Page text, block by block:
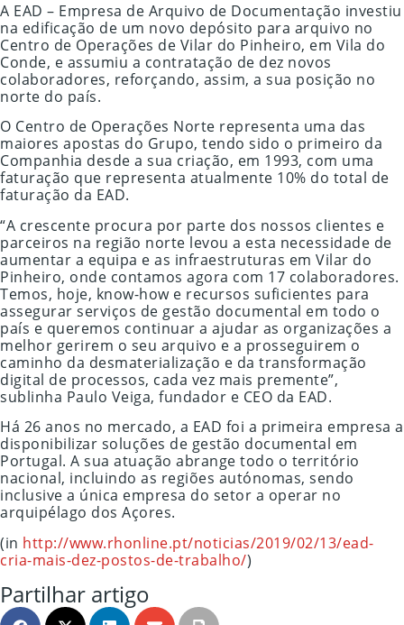
A EAD – Empresa de Arquivo de Documentação investiu
na edificação de um novo depósito para arquivo no
Centro de Operações de Vilar do Pinheiro, em Vila do
Conde, e assumiu a contratação de dez novos
colaboradores, reforçando, assim, a sua posição no
norte do país.
O Centro de Operações Norte representa uma das
maiores apostas do Grupo, tendo sido o primeiro da
Companhia desde a sua criação, em 1993, com uma
faturação que representa atualmente 10% do total de
faturação da EAD.
“A crescente procura por parte dos nossos clientes e
parceiros na região norte levou a esta necessidade de
aumentar a equipa e as infraestruturas em Vilar do
Pinheiro, onde contamos agora com 17 colaboradores.
Temos, hoje, know-how e recursos suficientes para
assegurar serviços de gestão documental em todo o
país e queremos continuar a ajudar as organizações a
melhor gerirem o seu arquivo e a prosseguirem o
caminho da desmaterialização e da transformação
digital de processos, cada vez mais premente”,
sublinha Paulo Veiga, fundador e CEO da EAD.
Há 26 anos no mercado, a EAD foi a primeira empresa a
disponibilizar soluções de gestão documental em
Portugal. A sua atuação abrange todo o território
nacional, incluindo as regiões autónomas, sendo
inclusive a única empresa do setor a operar no
arquipélago dos Açores.
(in http://www.rhonline.pt/noticias/2019/02/13/ead-
cria-mais-dez-postos-de-trabalho/)
Partilhar artigo